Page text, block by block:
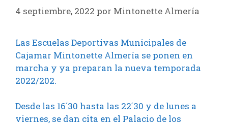
4 septiembre, 2022 por Mintonette Almería
Las Escuelas Deportivas Municipales de
Cajamar Mintonette Almería se ponen en
marcha y ya preparan la nueva temporada
2022/202.
Desde las 16´30 hasta las 22´30 y de lunes a
viernes, se dan cita en el Palacio de los